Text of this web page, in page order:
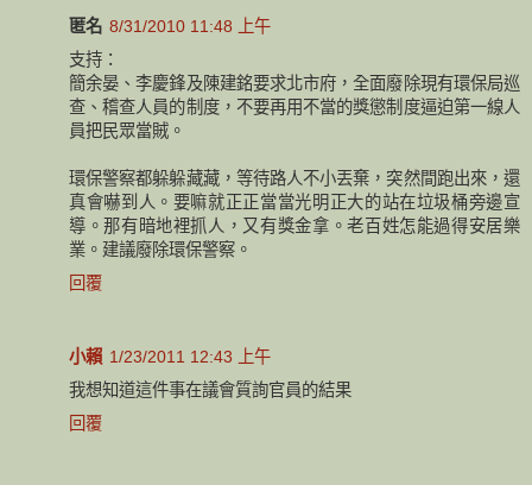
匿名 8/31/2010 11:48 上午
支持：
簡余晏、李慶鋒及陳建銘要求北市府，全面廢除現有環保局巡
查、稽查人員的制度，不要再用不當的獎懲制度逼迫第一線人
員把民眾當賊。
環保警察都躲躲藏藏，等待路人不小丟棄，突然間跑出來，還
真會嚇到人。要嘛就正正當當光明正大的站在垃圾桶旁邊宣
導。那有暗地裡抓人，又有獎金拿。老百姓怎能過得安居樂
業。建議廢除環保警察。
回覆
小賴 1/23/2011 12:43 上午
我想知道這件事在議會質詢官員的結果
回覆